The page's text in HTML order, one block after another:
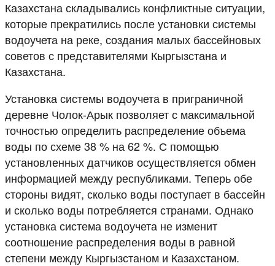
Казахстана складывались конфликтные ситуации,
которые прекратились после установки системы
водоучета на реке, создания малых бассейновых
советов с представителями Кыргызстана и
Казахстана.
Установка системы водоучета в приграничной
деревне Чолок-Арык позволяет с максимальной
точностью определить распределение объема
воды по схеме 38 % на 62 %. С помощью
установленных датчиков осуществляется обмен
информацией между республиками. Теперь обе
стороны видят, сколько воды поступает в бассейн
и сколько воды потребляется странами. Однако
установка система водоучета не изменит
соотношение распределения воды в равной
степени между Кыргызстаном и Казахстаном.